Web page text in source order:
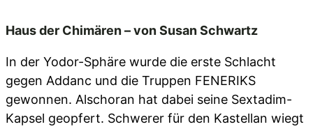
Haus der Chimären – von Susan Schwartz
In der Yodor-Sphäre wurde die erste Schlacht
gegen Addanc und die Truppen FENERIKS
gewonnen. Alschoran hat dabei seine Sextadim-
Kapsel geopfert. Schwerer für den Kastellan wiegt